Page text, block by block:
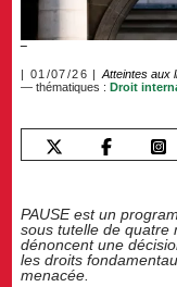
01/07/26 Atteintes aux
— thématiques :Droit
PAUSE est un
sous tutelle de quatre
dénoncent une
les droits
menacée.